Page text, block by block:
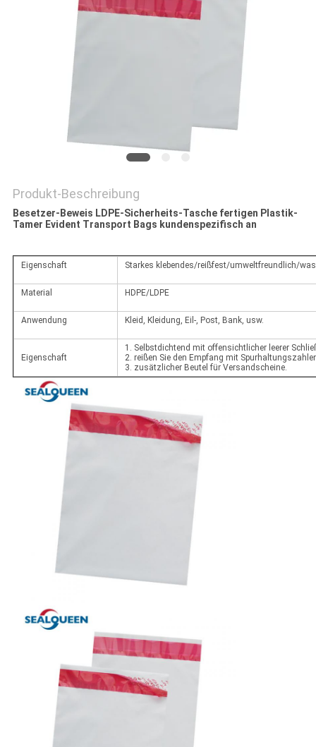
Produkt-Beschreibung
Besetzer-Beweis LDPE-Sicherheits-Tasche fertigen Plastik-
Tamer Evident Transport Bags kundenspezifisch an
Eigenschaft Starkes klebendes/reißfest/umweltfreundlich/
Material HDPE/LDPE
Anwendung Kleid, Kleidung, Eil-, Post, Bank, usw.
Eigenschaft
1. Selbstdichtend mit offensichtlicher leerer
2. reißen Sie den Empfang mit
3. zusätzlicher Beutel für Versandscheine.